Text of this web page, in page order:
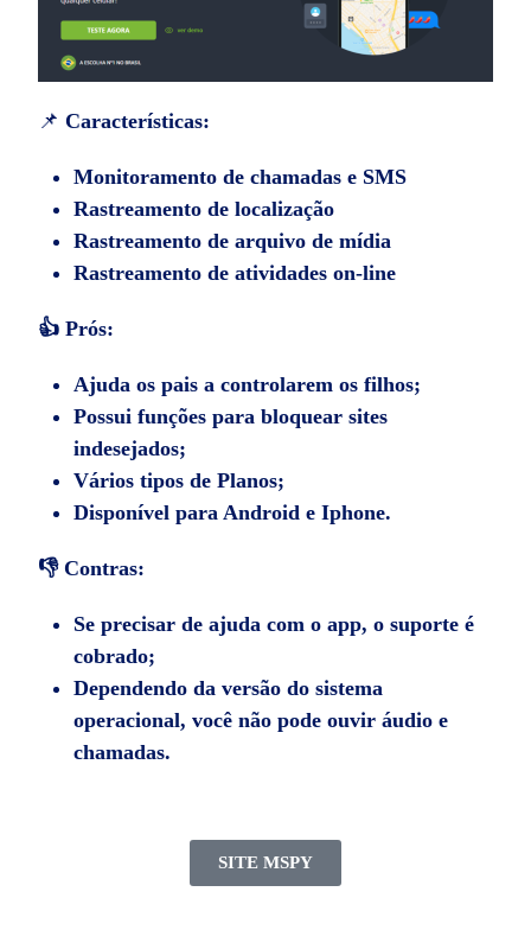
📌Características:
Monitoramento de chamadas e SMS
Rastreamento de localização
Rastreamento de arquivo de mídia
Rastreamento de atividades on-line
👍 Prós:
Ajuda os pais a controlarem os filhos;
Possui funções para bloquear sites
indesejados;
Vários tipos de Planos;
Disponível para Android e Iphone.
👎 Contras:
Se precisar de ajuda com o app, o suporte é
cobrado;
Dependendo da versão do sistema
operacional, você não pode ouvir áudio e
chamadas.
SITE MSPY